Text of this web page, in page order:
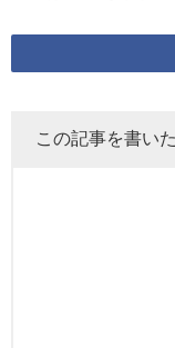
この記事を書い